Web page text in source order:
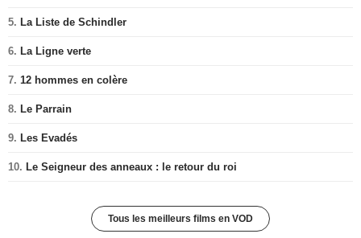
5. La Liste de Schindler
6. La Ligne verte
7. 12 hommes en colère
8. Le Parrain
9. Les Evadés
10. Le Seigneur des anneaux : le retour du roi
Tous les meilleurs films en VOD